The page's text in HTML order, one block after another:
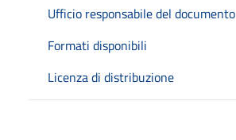
Ufficio responsabile del documento
Formati disponibili
Licenza di distribuzione